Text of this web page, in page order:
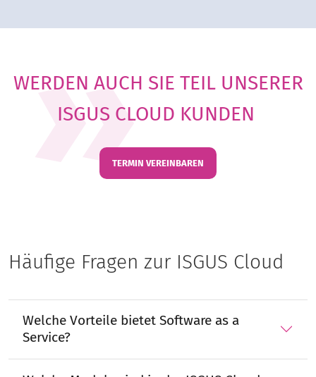
WERDEN AUCH SIE TEIL UNSERER
ISGUS CLOUD KUNDEN
TERMIN VEREINBAREN
Häufige Fragen zur ISGUS Cloud
Welche Vorteile bietet Software as a
Service?